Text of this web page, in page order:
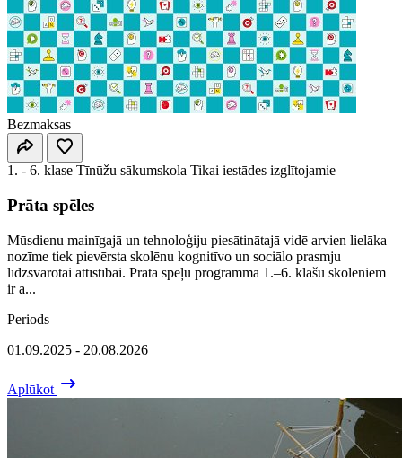
Bezmaksas
1. - 6. klase Tīnūžu sākumskola Tikai iestādes izglītojamie
Prāta spēles
Mūsdienu mainīgajā un tehnoloģiju piesātinātajā vidē arvien lielāka
nozīme tiek pievērsta skolēnu kognitīvo un sociālo prasmju
līdzsvarotai attīstībai. Prāta spēļu programma 1.–6. klašu skolēniem
ir a...
Periods
01.09.2025 - 20.08.2026
Aplūkot